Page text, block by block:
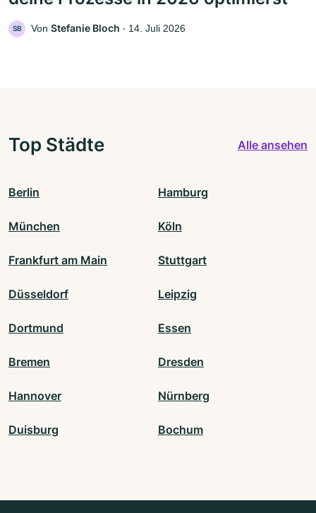
SB Von Stefanie Bloch ‧ 14. Juli 2026
Top Städte Alle ansehen
Berlin Hamburg
München Köln
Frankfurt am Main Stuttgart
Düsseldorf Leipzig
Dortmund Essen
Bremen Dresden
Hannover Nürnberg
Duisburg Bochum